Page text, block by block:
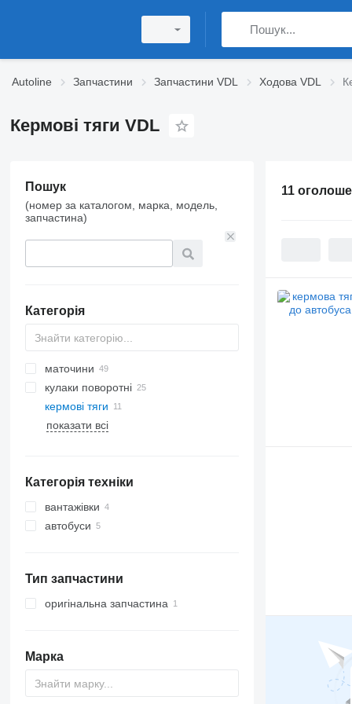
Autoline Запчастини Запчастини VDL Ходова VDL
Кермові тяги VDL
Пошук
(номер за каталогом, марка, модель,
запчастина)
Категорія
маточини
кулаки поворотні
кермові тяги
показати всі
Категорія техніки
вантажівки
автобуси
Тип запчастини
оригінальна запчастина
Марка
11